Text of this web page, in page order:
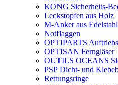
KONG Sicherheits-
Leckstopfen aus Holz
M-Anker aus
Notflaggen
OPTIPARTS
OPTISAN Ferngläser
OUTILS OCEANS
PSP Dicht- und
Rettungsringe